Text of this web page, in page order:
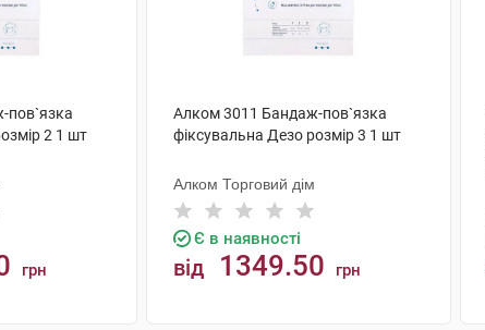
пов`язка
2 1 шт
грн
Алком 3011 Бандаж-пов`язка
фіксувальна Дезо розмір 3 1 шт
Алком Торговий дім
Є в наявності
від 1349.50 грн